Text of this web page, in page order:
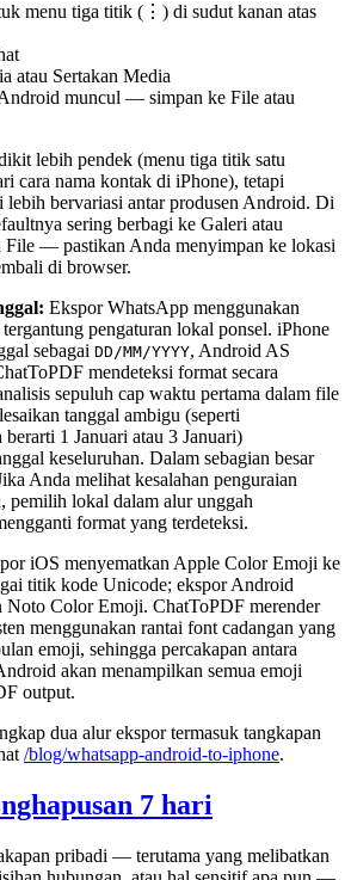
menu tiga titik (⋮) di sudut kanan atas
atau Sertakan Media
muncul — simpan ke File atau
lebih pendek (menu tiga titik satu
cara nama kontak di iPhone), tetapi
lebih bervariasi antar produsen Android. Di
sering berbagi ke Galeri atau
File — pastikan Anda menyimpan ke lokasi
di browser.
Ekspor WhatsApp menggunakan
pengaturan lokal ponsel. iPhone
sebagai DD/MM/YYYY, Android AS
mendeteksi format secara
sepuluh cap waktu pertama dalam file
tanggal ambigu (seperti
berarti 1 Januari atau 3 Januari)
keseluruhan. Dalam sebagian besar
Anda melihat kesalahan penguraian
pemilih lokal dalam alur unggah
format yang terdeteksi.
iOS menyematkan Apple Color Emoji ke
titik kode Unicode; ekspor Android
Noto Color Emoji. ChatToPDF merender
menggunakan rantai font cadangan yang
emoji, sehingga percakapan antara
akan menampilkan semua emoji
output.
dua alur ekspor termasuk tangkapan
/blog/whatsapp-android-to-iphone.
7 hari
pribadi — terutama yang melibatkan